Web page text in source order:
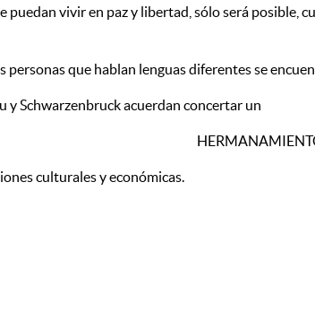
vivir en paz y libertad, sólo será posible,
que hablan lenguas diferentes se
y Schwarzenbruck acuerdan concertar un
culturales y económicas.